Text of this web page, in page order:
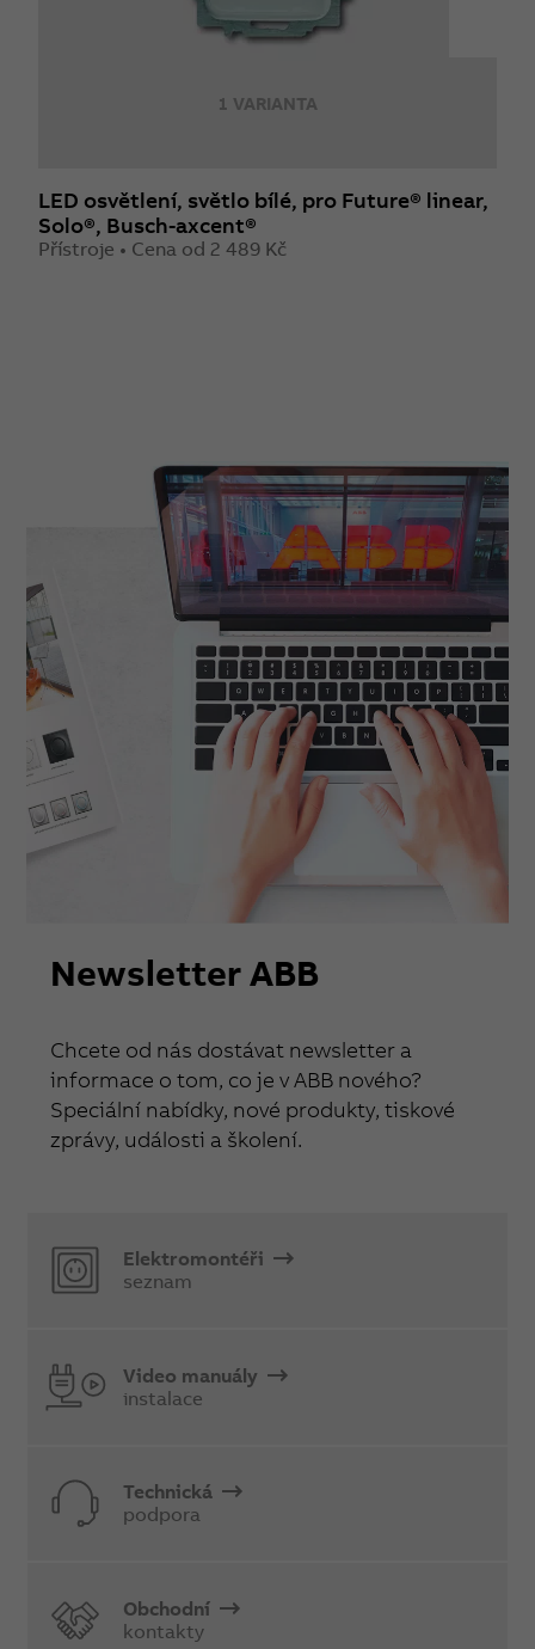
1 VARIANTA
LED osvětlení, světlo bílé, pro Future® linear,
Solo®, Busch-axcent®
Přístroje • Cena od 2 489 Kč
Newsletter ABB
Chcete od nás dostávat newsletter a
informace o tom, co je v ABB nového?
Speciální nabídky, nové produkty, tiskové
zprávy, události a školení.
Elektromontéři
seznam
Video manuály
instalace
Technická
podpora
Obchodní
kontakty